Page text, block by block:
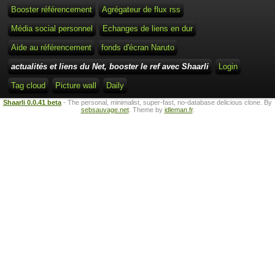
Booster référencement Agrégateur de flux rss
Média social personnel Echanges de liens en dur
Aide au référencement fonds d'écran Naruto
actualités et liens du Net, booster le ref avec Shaarli Login
Tag cloud Picture wall Daily
Shaarli 0.0.41 beta - The personal, minimalist, super-fast, no-database delicious clone. By
sebsauvage.net. Theme by idleman.fr.